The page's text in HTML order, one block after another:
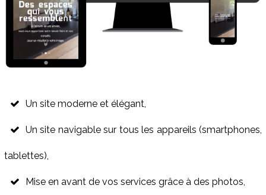
Un site moderne et élégant,
Un site navigable sur tous les appareils (smartphones,
tablettes),
Mise en avant de vos services grâce à des photos,